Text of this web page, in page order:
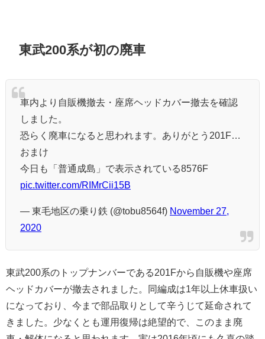
東武200系が初の廃車
車内より自販機撤去・座席ヘッドカバー撤去を確認
しました。
恐らく廃車になると思われます。ありがとう201F…
おまけ
今日も「普通成島」で表示されている8576F
pic.twitter.com/RIMrCii15B
— 東毛地区の乗り鉄 (@tobu8564f) November 27,
2020
東武200系のトップナンバーである201Fから自販機や座席
ヘッドカバーが撤去されました。同編成は1年以上休車扱い
になっており、今まで部品取りとして辛うじて延命されて
きました。少なくとも運用復帰は絶望的で、このまま廃